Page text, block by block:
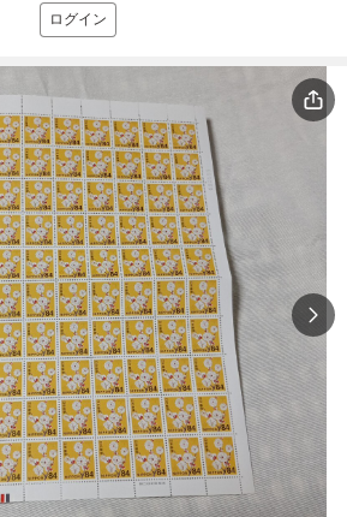
ログイン